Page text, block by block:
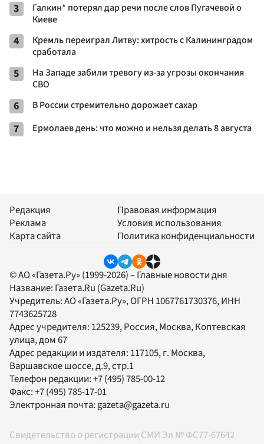
3
Галкин* потерял дар речи после слов Пугачевой о
Киеве
4
Кремль переиграл Литву: хитрость с Калининградом
сработала
5
На Западе забили тревогу из-за угрозы окончания
СВО
6 В России стремительно дорожает сахар
7 Ермолаев день: что можно и нельзя делать 8 августа
Редакция
Реклама
Карта сайта
Правовая информация
Условия использования
Политика конфиденциальности
© АО «Газета.Ру» (1999-2026) – Главные новости дня
Название: Газета.Ru (Gazeta.Ru)
Учредитель:АО «Газета.Ру», ОГРН 1067761730376, ИНН
7743625728
Адрес учредителя: 125239, Россия, Москва, Коптевская
улица, дом 67
Адрес редакции и издателя: 117105, г. Москва,
Варшавское шоссе, д.9, стр.1
Телефон редакции:+7 (495) 785-00-12
Факс:+7 (495) 785-17-01
Электронная почта:gazeta@gazeta.ru
Свидетельство о регистрации СМИ Эл № ФС77-67642